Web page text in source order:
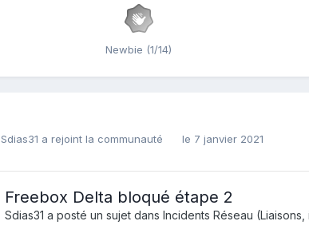
Newbie (1/14)
Sdias31 a rejoint la communauté le 7 janvier 2021
Freebox Delta bloqué étape 2
Sdias31 a posté un sujet dans Incidents Réseau